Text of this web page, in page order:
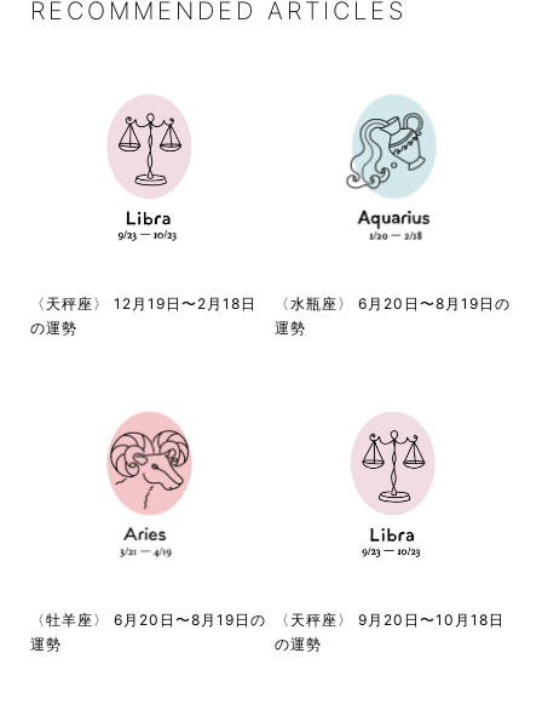
RECOMMENDED ARTICLES
〈天秤座〉 12月19日〜2月18日
の運勢
〈水瓶座〉 6月20日〜8月19日の
運勢
〈牡羊座〉 6月20日〜8月19日の
運勢
〈天秤座〉 9月20日〜10月18日
の運勢